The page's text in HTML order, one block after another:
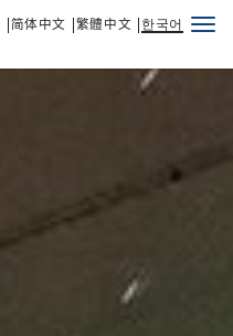
简体中文 繁體中文 한국어